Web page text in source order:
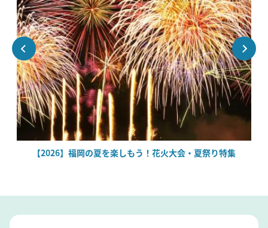
【2026】福岡の夏を楽しもう！花火大会・夏祭り特集